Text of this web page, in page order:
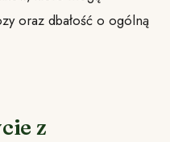
oraz dbałość o ogólną
z